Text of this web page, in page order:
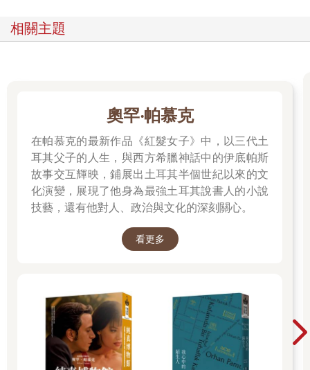
□升上大學之後打工，然後出國念語言學校兩年
□不造成別人的困擾
□對人和善
□有效活用時間
□有計畫性地行動
□思考要領
□自己的事情自己做
□仔細觀察身邊狀況再行動
□隨時思考目的以及達成的方法
□行動前要再思考一次
□不對任何事情抱持先入為主的觀念，不要不嘗試就放棄
□隨時隨地不忘記笑容
相關主題
奧罕‧帕慕克
在帕慕克的最新作品《紅髮女子》中，以三代土
耳其父子的人生，與西方希臘神話中的伊底帕斯
故事交互輝映，鋪展出土耳其半個世紀以來的文
化演變，展現了他身為最強土耳其說書人的小說
技藝，還有他對人、政治與文化的深刻關心。
看更多